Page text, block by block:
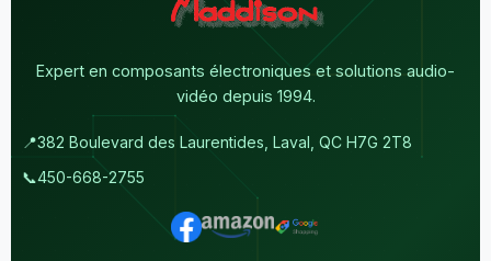
Expert en composants électroniques et solutions audio-
vidéo depuis 1994.
📍382 Boulevard des Laurentides, Laval, QC H7G 2T8
📞450-668-2755